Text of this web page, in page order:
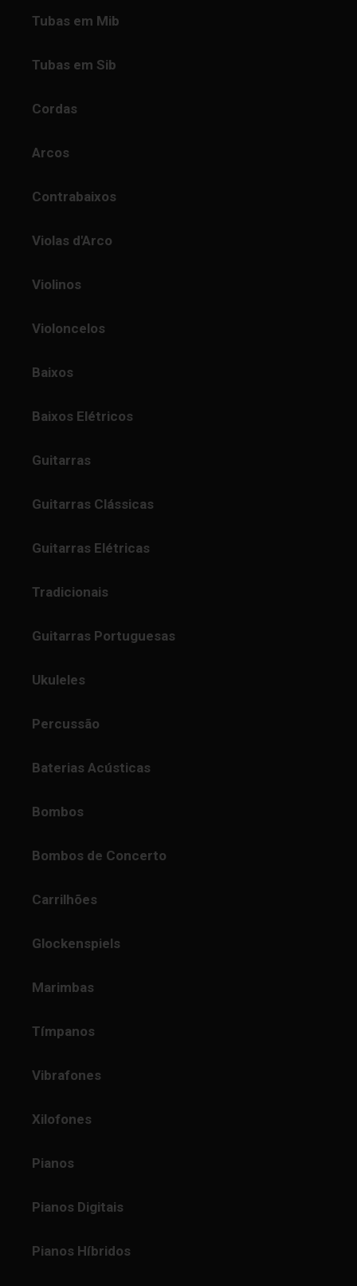
Tubas em Mib
Tubas em Sib
Cordas
Arcos
Contrabaixos
Violas d'Arco
Violinos
Violoncelos
Baixos
Baixos Elétricos
Guitarras
Guitarras Clássicas
Guitarras Elétricas
Tradicionais
Guitarras Portuguesas
Ukuleles
Percussão
Baterias Acústicas
Bombos
Bombos de Concerto
Carrilhões
Glockenspiels
Marimbas
Tímpanos
Vibrafones
Xilofones
Pianos
Pianos Digitais
Pianos Híbridos